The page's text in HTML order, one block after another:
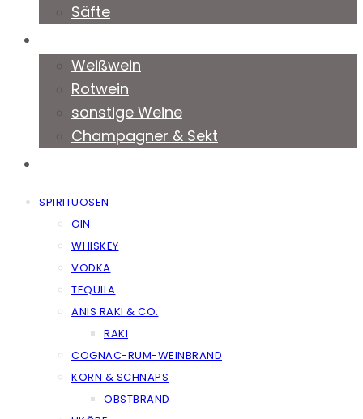
Säfte
Weißwein
Rotwein
sonstige Weine
Champagner & Sekt
SPIRITUOSEN
GIN
WHISKEY
VODKA
TEQUILA
ANIS RAKI & CO.
RAKI
COGNAC-RUM-WEINBRAND
KORN & SCHNAPS
OBSTBRAND